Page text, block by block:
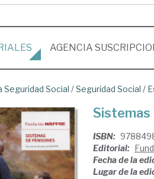
AGENCIA
Seguridad Social /Seguridad Social /
Sistemas
ISBN:
Editorial:
Fecha de la
Lugar de la